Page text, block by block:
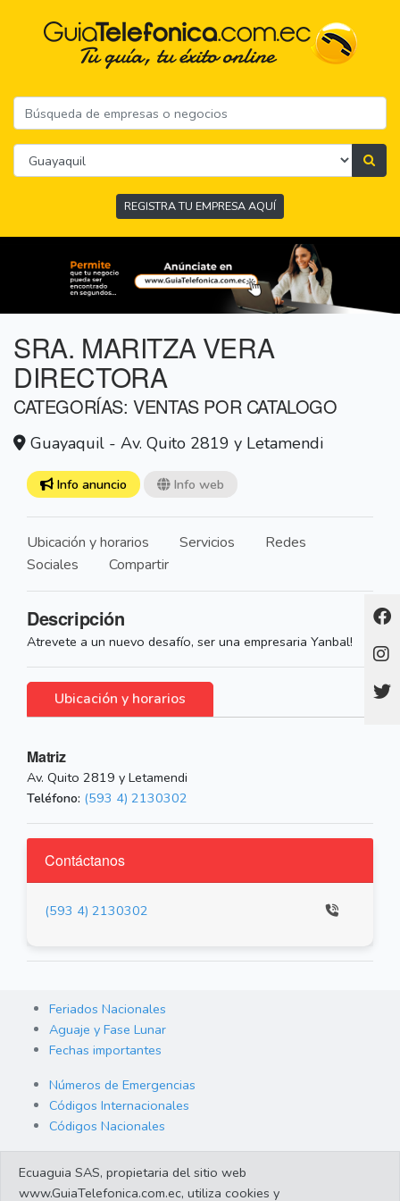
REGISTRA TU EMPRESA AQUÍ
SRA. MARITZA VERA
DIRECTORA
CATEGORÍAS: VENTAS POR CATALOGO
Guayaquil - Av. Quito 2819 y Letamendi
Info anuncio Info web
Ubicación y horarios Servicios
Redes
Sociales
Compartir
Descripción
Atrevete a un nuevo desafío, ser una empresaria Yanbal!
Ubicación y horarios
Matriz
Av. Quito 2819 y Letamendi
Teléfono: (593 4) 2130302
Contáctanos
(593 4) 2130302
Feriados Nacionales
Aguaje y Fase Lunar
Fechas importantes
Números de Emergencias
Códigos Internacionales
Códigos Nacionales
Cambio de Divisas
Ecuaguia SAS, propietaria del sitio web
www.GuiaTelefonica.com.ec, utiliza cookies y